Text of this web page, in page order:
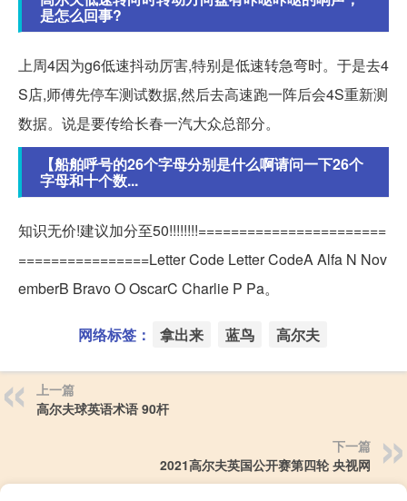
是怎么回事?
上周4因为g6低速抖动厉害,特别是低速转急弯时。于是去4
S店,师傅先停车测试数据,然后去高速跑一阵后会4S重新测
数据。说是要传给长春一汽大众总部分。
【船舶呼号的26个字母分别是什么啊请问一下26个
字母和十个数...
知识无价!建议加分至50!!!!!!!!=======================
================Letter Code Letter CodeA Alfa N Nov
emberB Bravo O OscarC Charlie P Pa。
网络标签： 拿出来 蓝鸟 高尔夫
上一篇
高尔夫球英语术语 90杆
下一篇
2021高尔夫英国公开赛第四轮 央视网